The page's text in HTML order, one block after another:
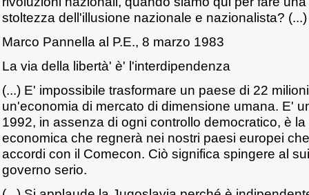
stoltezza dell'illusione nazionale e nazionalista? (...)
Marco Pannella al P.E., 8 marzo 1983
La via della libertà' è' l'interdipendenza
(...) E' impossibile trasformare un paese di 22
un'economia di mercato di dimensione umana. E'
1992, in assenza di ogni controllo democratico, è
economica che regnerà nei nostri paesi europei
accordi con il Comecon. Ciò significa spingere al
governo serio.